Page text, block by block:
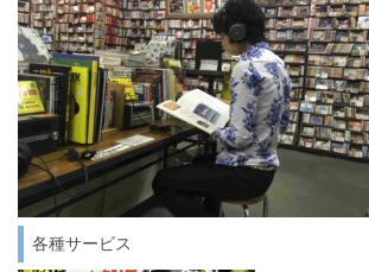
各種サービス